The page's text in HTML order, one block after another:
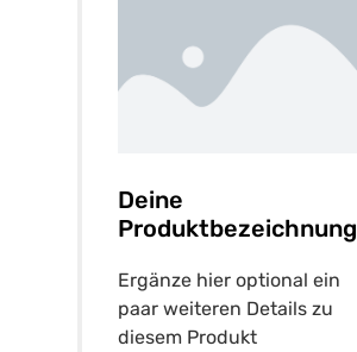
Deine
Produktbezeichnung
Ergänze hier optional ein
paar weiteren Details zu
diesem Produkt